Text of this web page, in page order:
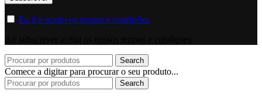
Eu li e aceito os termos e condições
Search
Comece a digitar para procurar o seu produto...
Search